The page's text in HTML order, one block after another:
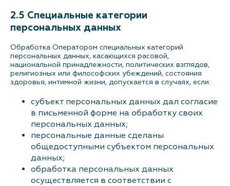
2.5 Специальные категории
персональных данных
Обработка Оператором специальных категорий
персональных данных, касающихся расовой,
национальной принадлежности, политических взглядов,
религиозных или философских убеждений, состояния
здоровья, интимной жизни, допускается в случаях, если:
субъект персональных данных дал согласие
в письменной форме на обработку своих
персональных данных;
персональные данные сделаны
общедоступными субъектом персональных
данных;
обработка персональных данных
осуществляется в соответствии с